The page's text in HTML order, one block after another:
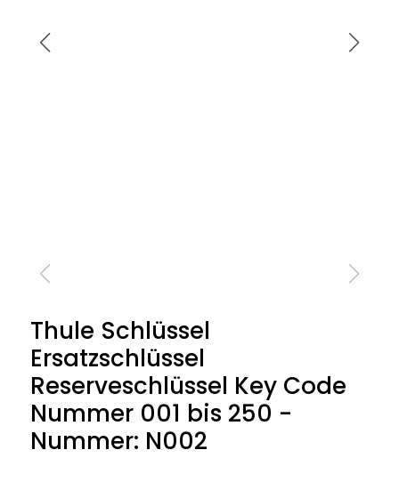
Thule Schlüssel
Ersatzschlüssel
Reserveschlüssel Key Code
Nummer 001 bis 250 -
Nummer: N002